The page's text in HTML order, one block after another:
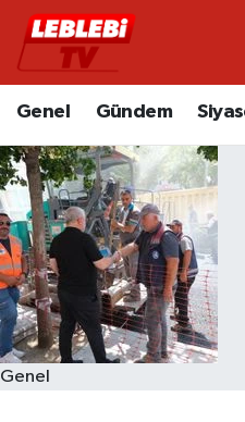
Genel Gündem
Genel
Hava Durumu
Trafik Durumu
Süper Lig Puan
Tüm Manşetler
Son Dakika Haberleri